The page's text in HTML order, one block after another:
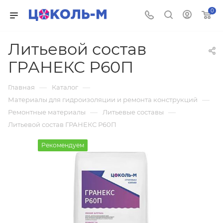
0
Литьевой состав
ГРАНЕКС Р60П
Главная — Каталог —
Материалы для гидроизоляции и ремонта конструкций —
Ремонтные материалы — Литьевые составы —
Литьевой состав ГРАНЕКС Р60П
Рекомендуем